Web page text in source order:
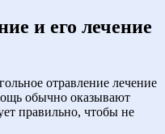
и его лечение
отравление лечение
обычно оказывают
правильно, чтобы не